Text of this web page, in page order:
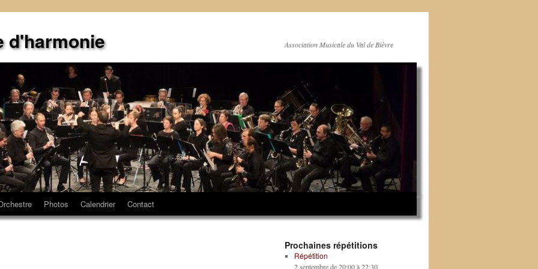
d'harmonie Association Musicale du Val de Bièvre
Photos Calendrier Contact
Prochaines répétitions
Répétition
2 septembre de 20:00à22:30